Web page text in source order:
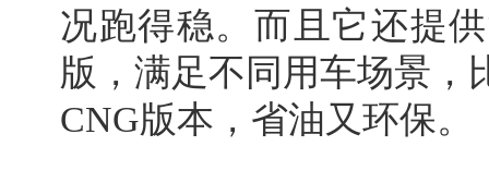
况跑得稳。而且它还提
版，满足不同用车场景，
CNG版本，省油又环保。